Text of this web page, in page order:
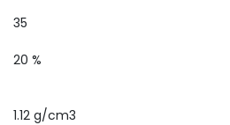
35
20 %
1.12 g/cm3